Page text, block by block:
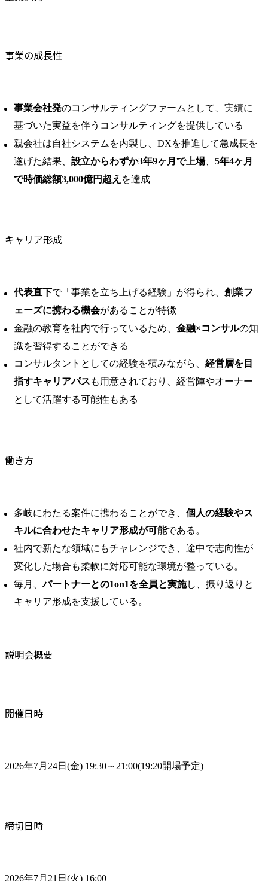
事業の成長性
事業会社発のコンサルティングファームとして、実績に
基づいた実益を伴うコンサルティングを提供している
親会社は自社システムを内製し、DXを推進して急成長を
遂げた結果、 設立からわずか3年9ヶ月で上場、 5年4ヶ月
で時価総額3,000億円超え を達成
キャリア形成
代表直下で「事業を立ち上げる経験」が得られ、 創業フ
ェーズに携わる機会があることが特徴
金融の教育を社内で行っているため、 金融×コンサルの知
識を習得することができる
コンサルタントとしての経験を積みながら、 経営層を目
指すキャリアパス も用意されており、経営陣やオーナー
として活躍する可能性もある
働き方
多岐にわたる案件に携わることができ、 個人の経験やス
キルに合わせたキャリア形成が可能である。 ​
社内で新たな領域にもチャレンジでき、途中で志向性が
変化した場合も柔軟に対応可能な環境が整っている。 ​
毎月、パートナーとの1on1を全員と実施し、振り返りと
キャリア形成を支援している。
説明会概要
開催日時
2026年7月24日(金) 19:30～21:00(19:20開場予定)
締切日時
2026年7月21日(火) 16:00